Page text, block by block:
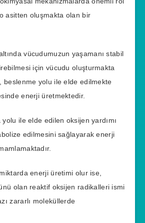
asitten oluşmakta olan bir
vücudumuzun yaşamanı stabil
için vücudu oluşturmakta
beslenme yolu ile elde edilmekte
enerji üretmektedir.
ile elde edilen oksijen yardımı
edilmesini sağlayarak enerji
enerji üretimi olur ise,
olan reaktif oksijen radikalleri ismi
zararlı moleküllerde